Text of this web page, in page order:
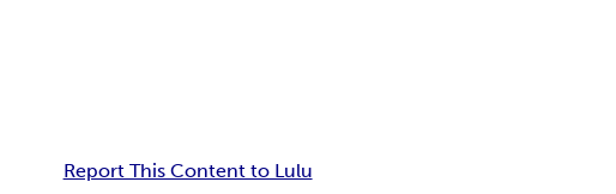
Report This Content to Lulu